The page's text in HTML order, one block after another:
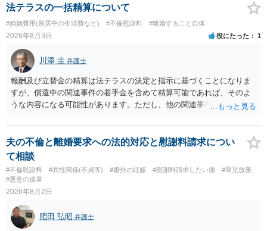
よいと思います。 ただ．慰謝料額については，婚姻破綻に至っていな
いとして，この点を考慮されることになるかもしれません。 ②夫との
今後のことを考えて書いてもらうか否かを検討するのがよいと思いま
す。今ある証拠以上のことを証明（証明力を強めることも含む）でき
るのであれば，前向きに検討を進めるという考え方でもよいでしょ
う。慰謝料請求としては証拠として使えることが前提であり，その価
値と夫との関係との均衡のように思います。 ③行政書士に委任をして
いるのであれば，どのような内容の委任なのか不明ですが，その行政
書士との協議になると思います。請求するか，訴訟にするか，その点
の見極めや，相手方は性交類似行為は認めているのか，それさえも否
定しているのかによって，考え方・進め方は変わってくると思いま
す。 ④性交類似行為を認めているにもかかわらず支払を拒否するので
あれば，本人（行政書士でも同じだと思います。）への対応ではあま
り変わらないように思います。減額で折り合えるなら本人様の交渉で
もよいように思いますが，ゼロかどうかの観点であれば，訴訟に進む
しかなくなるようにも思います。そうしますと，お近くの弁護士に相
談して進めることを検討した方がよいようにも思います。
法テラスの一括精算について
#婚姻費用(別居中の生活費など) #不倫慰謝料 #離婚すること自体
2026年8月3日 役にたった 1
川添 圭 弁護士
報酬及び立替金の精算は法テラスの決定と指示に基づくことになりま
すが、償還中の関連事件の着手金を含めて精算可能であれば、そのよ
うな内容になる可能性があります。ただし、他の関連事件でも相手方
情によって対応が違いますので、法テラスへお尋ねいただいた方が確
実です。
夫の不倫と離婚要求への法的対応と慰謝料請求につい
て相談
#不倫慰謝料 #異性関係(不貞等) #婚外の妊娠 #慰謝料請求したい側
#育児放棄
#悪意の遺棄
2026年8月2日
肥田 弘昭 弁護士